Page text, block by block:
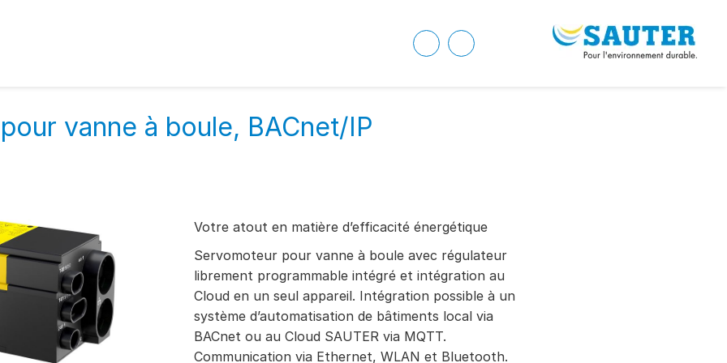
vanne à boule, BACnet/IP
Votre atout en matière d’efficacité énergétique
Servomoteur pour vanne à boule avec régulateur
librement programmable intégré et intégration au
Cloud en un seul appareil. Intégration possible à un
système d’automatisation de bâtiments local via
BACnet ou au Cloud SAUTER via MQTT.
Communication via Ethernet, WLAN et Bluetooth.